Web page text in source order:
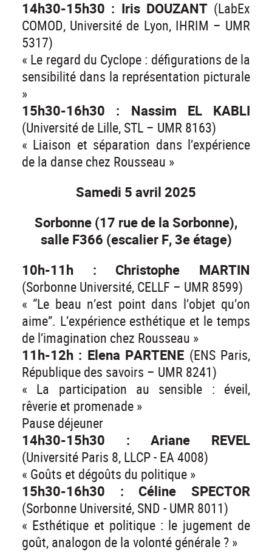
14h30-15h30 : Iris DOUZANT(LabEx
COMOD, Université de Lyon, IHRIM – UMR
5317)
« Le regard du Cyclope : défigurations de la
sensibilité dans la représentation picturale
»
15h30-16h30 : Nassim EL KABLI
(Université de Lille, STL – UMR 8163)
« Liaison et séparation dans l’expérience
de la danse chez Rousseau »
Samedi 5 avril 2025
Sorbonne (17 rue de la Sorbonne),
salle F366 (escalier F, 3e étage)
10h-11h : Christophe MARTIN
(Sorbonne Université, CELLF – UMR 8599)
« “Le beau n’est point dans l’objet qu’on
aime”. L’expérience esthétique et le temps
de l’imagination chez Rousseau »
11h-12h : Elena PARTENE (ENS Paris,
République des savoirs – UMR 8241)
« La participation au sensible : éveil,
rêverie et promenade »
Pause déjeuner
14h30-15h30 : Ariane REVEL
(Université Paris 8, LLCP - EA 4008)
« Goûts et dégoûts du politique »
15h30-16h30 : Céline SPECTOR
(Sorbonne Université, SND - UMR 8011)
« Esthétique et politique : le jugement de
goût, analogon de la volonté générale ? »